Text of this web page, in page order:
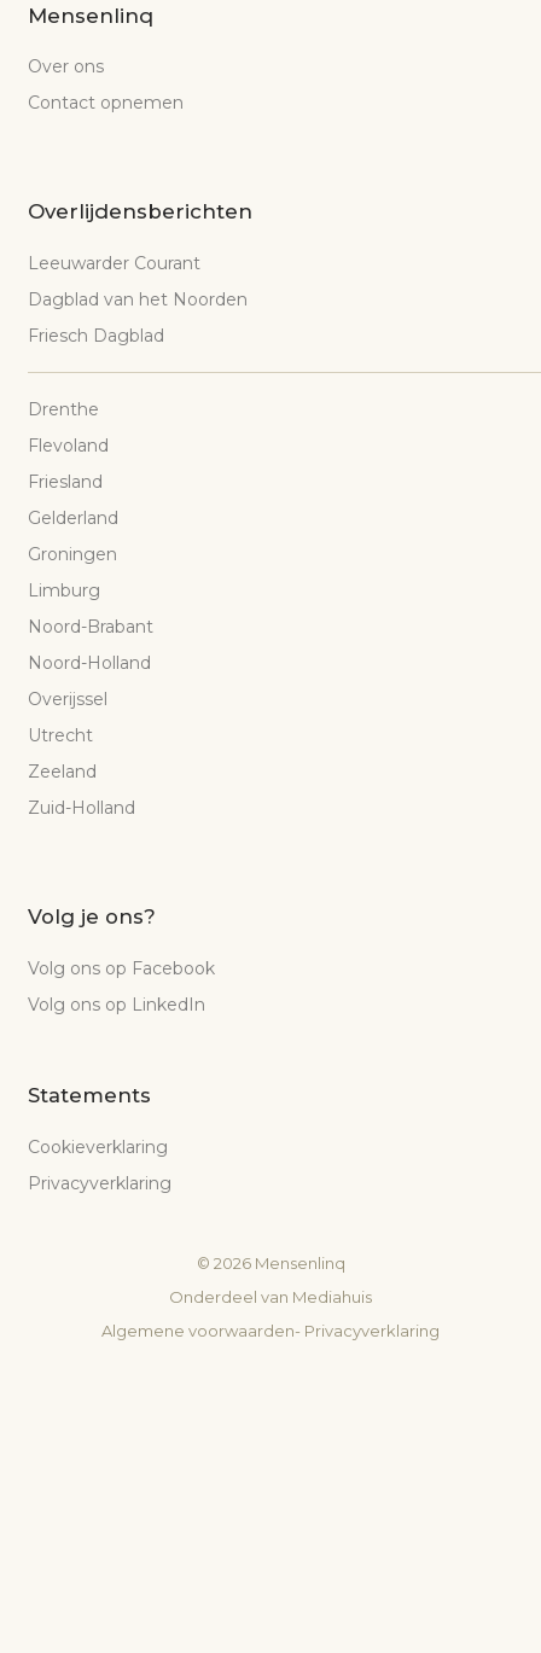
Mensenlinq
Over ons
Contact opnemen
Overlijdensberichten
Leeuwarder Courant
Dagblad van het Noorden
Friesch Dagblad
Drenthe
Flevoland
Friesland
Gelderland
Groningen
Limburg
Noord-Brabant
Noord-Holland
Overijssel
Utrecht
Zeeland
Zuid-Holland
Volg je ons?
Volg ons op Facebook
Volg ons op LinkedIn
Statements
Cookieverklaring
Privacyverklaring
© 2026Mensenlinq
Onderdeel van Mediahuis
Algemene voorwaarden- Privacyverklaring